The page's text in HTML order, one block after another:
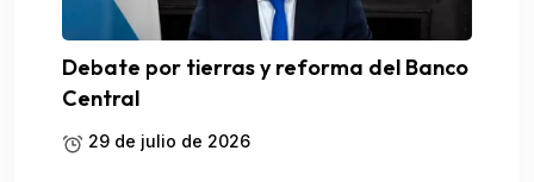
Debate por tierras y reforma del Banco
Central
29 de julio de 2026